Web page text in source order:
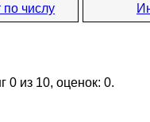
по числу
0 из 10, оценок: 0.